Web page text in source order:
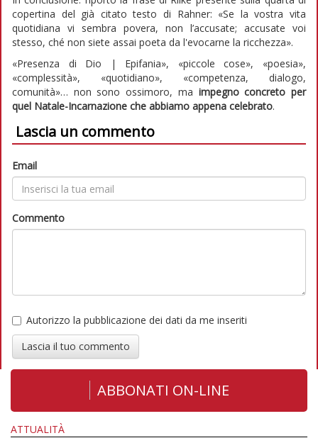
copertina del già citato testo di Rahner: «Se la vostra vita
quotidiana vi sembra povera, non l’accusate; accusate voi
stesso, ché non siete assai poeta da l'evocarne la ricchezza».
«Presenza di Dio | Epifania», «piccole cose», «poesia»,
«complessità», «quotidiano», «competenza, dialogo,
comunità»… non sono ossimoro, ma impegno concreto per
quel Natale-Incarnazione che abbiamo appena celebrato.
Lascia un commento
Email
Commento
Autorizzo la pubblicazione dei dati da me inseriti
Lascia il tuo commento
ABBONATI ON-LINE
ATTUALITÀ